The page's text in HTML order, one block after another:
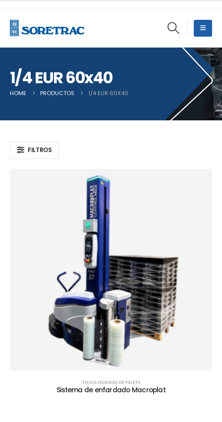
1/4 EUR 60x40
HOME PRODUCTOS 1/4 EUR 60X40
FILTROS
ENVOLVEDORAS DE PALETS
Sistema de enfardado Macroplat